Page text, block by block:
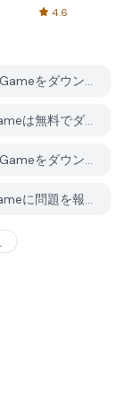
AFTVnews
4.6
PGYER APK HUBからRagdoll Simulator Fall Gameをダウンロードする方法は？
PGYER APK HUBのRagdoll Simulator Fall Gameは無料でダウンロードできますか？
PGYER APK HUBからRagdoll Simulator Fall Gameをダウンロードするにはアカウントが必要ですか？
PGYER APK HUBのRagdoll Simulator Fall Gameに問題を報告する方法は？